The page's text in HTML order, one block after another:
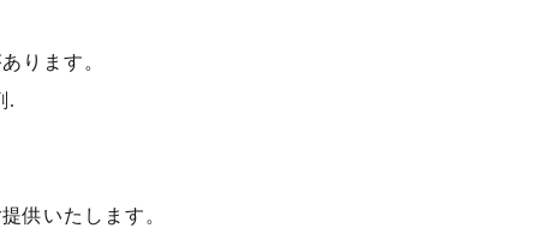
ります。
.
供いたします。